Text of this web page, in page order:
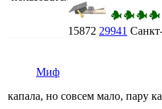
15872 29941
Миф
капала, но совсем мало, пару